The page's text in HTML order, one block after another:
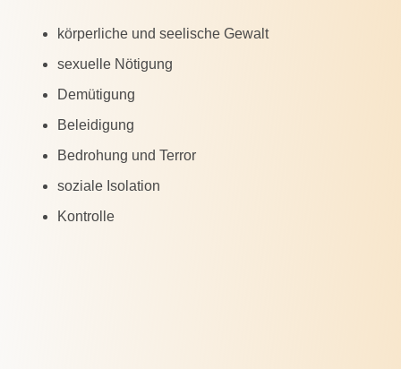
körperliche und seelische Gewalt
sexuelle Nötigung
Demütigung
Beleidigung
Bedrohung und Terror
soziale Isolation
Kontrolle